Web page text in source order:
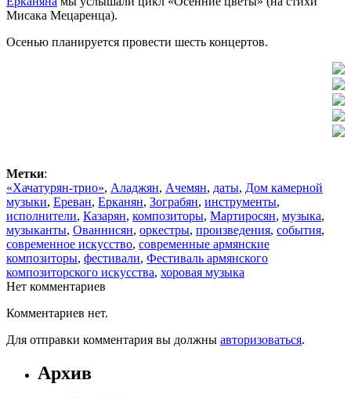
Мисака Мецаренца).
Осенью планируется провести шесть концертов.
Метки:
«Хачатурян-трио», Аладжян, Ачемян, даты, Дом камерной
музыки, Ереван, Ерканян, Зограбян, инструменты,
исполнители, Казарян, композиторы, Мартиросян, музыка,
музыканты, Ованнисян, оркестры, произведения, события,
современное искусство, современные армянские
композиторы, фестивали, Фестиваль армянского
композиторского искусства, хоровая музыка
Нет комментариев
Комментариев нет.
Для отправки комментария вы должны авторизоваться.
Архив